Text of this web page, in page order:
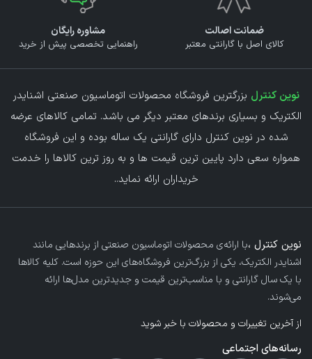
ضمانت اصالت
کالای اصل با گارانتی معتبر
مشاوره رایگان
راهنمایی تخصصی پیش از خرید
نوین کنترل بزرگترین فروشگاه محصولات اتوماسیون صنعتی اشنایدر
الکتریک و بسیاری برندهای معتبر دیگر می باشد. تمامی کالاهای عرضه
شده در نوین کنترل دارای گارانتی یک ساله بوده و این فروشگاه
همواره سعی دارد پایین ترین قیمت ها و به روز ترین کالاها را خدمت
خریداران ارائه نماید..
نوین کنترل ،با ارائه‌ی محصولات اتوماسیون صنعتی از برندهایی مانند
اشنایدر الکتریک، یکی از بزرگ‌ترین فروشگاه‌های این حوزه است. کلیه کالاها
با یک سال گارانتی و با مناسب‌ترین قیمت و جدیدترین مدل‌ها ارائه
می‌شوند.
از آخرین تغییرات و محصولات با خبر شوید
رسانه‌های اجتماعی